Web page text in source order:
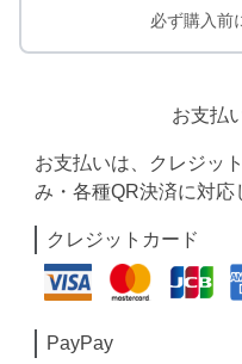
必ず購入前
お支払
お支払いは、クレジッ
み・各種QR決済に対応
クレジットカード
PayPay